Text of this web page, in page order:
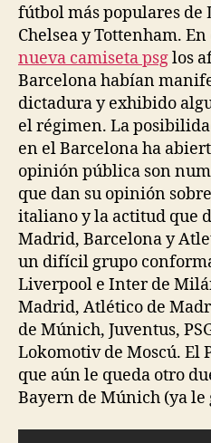
fútbol más populares
Chelsea y Tottenham.
nueva camiseta psglos
Barcelona habían
dictadura y exhibido
el régimen. La
en el Barcelona ha
opinión pública son
que dan su opinión
italiano y la actitud que
Madrid, Barcelona y
un difícil grupo
Liverpool e Inter de
Madrid, Atlético de
de Múnich, Juventus,
Lokomotiv de Moscú. El
que aún le queda otro
Bayern de Múnich (ya le